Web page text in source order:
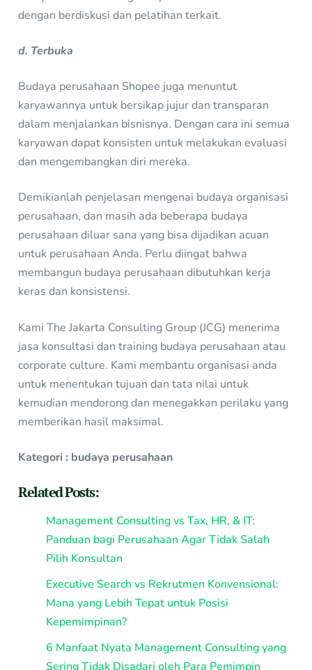
dengan berdiskusi dan pelatihan terkait.
d. Terbuka
Budaya perusahaan Shopee juga menuntut
karyawannya untuk bersikap jujur dan transparan
dalam menjalankan bisnisnya. Dengan cara ini semua
karyawan dapat konsisten untuk melakukan evaluasi
dan mengembangkan diri mereka.
Demikianlah penjelasan mengenai budaya organisasi
perusahaan, dan masih ada beberapa budaya
perusahaan diluar sana yang bisa dijadikan acuan
untuk perusahaan Anda. Perlu diingat bahwa
membangun budaya perusahaan dibutuhkan kerja
keras dan konsistensi.
Kami The Jakarta Consulting Group (JCG) menerima
jasa konsultasi dan training budaya perusahaan atau
corporate culture. Kami membantu organisasi anda
untuk menentukan tujuan dan tata nilai untuk
kemudian mendorong dan menegakkan perilaku yang
memberikan hasil maksimal.
Kategori : budaya perusahaan
Related Posts:
Management Consulting vs Tax, HR, & IT:
Panduan bagi Perusahaan Agar Tidak Salah
Pilih Konsultan
Executive Search vs Rekrutmen Konvensional:
Mana yang Lebih Tepat untuk Posisi
Kepemimpinan?
6 Manfaat Nyata Management Consulting yang
Sering Tidak Disadari oleh Para Pemimpin